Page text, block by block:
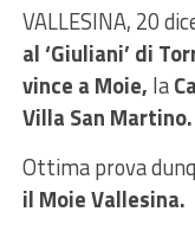
VALLESINA, 20
al ‘Giuliani’ di
vince a Moie, la
Villa San Martino.
Ottima prova
il Moie Vallesina.